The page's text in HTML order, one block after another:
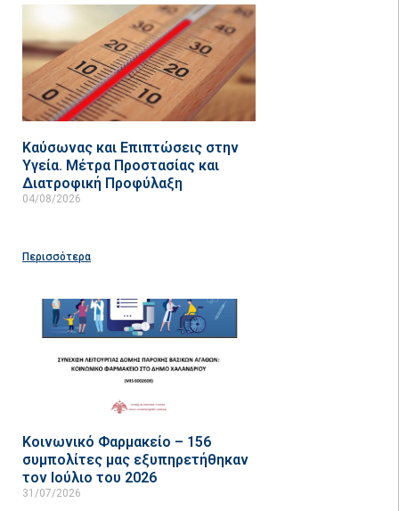
Καύσωνας και Επιπτώσεις στην
Υγεία. Μέτρα Προστασίας και
Διατροφική Προφύλαξη
04/08/2026
Περισσότερα
Κοινωνικό Φαρμακείο – 156
συμπολίτες μας εξυπηρετήθηκαν
τον Ιούλιο του 2026
31/07/2026